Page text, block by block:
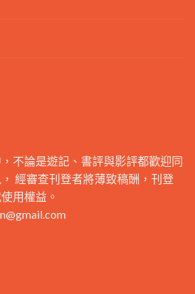
不論是遊記、書評與影評都歡迎同
經審查刊登者將薄致稿酬，刊登
用權益。